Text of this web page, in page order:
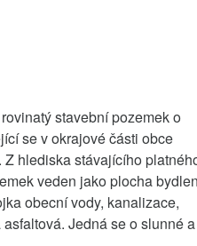
stavební pozemek o
se v okrajové části obce
hlediska stávajícího
veden jako plocha
obecní vody, kanalizace,
Jedná se o slunné a